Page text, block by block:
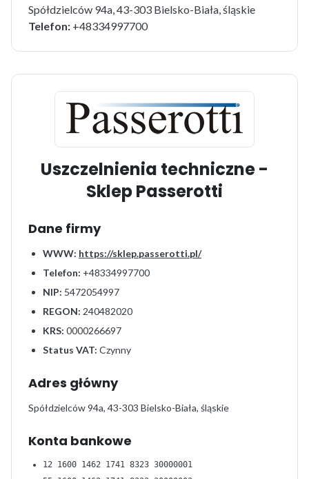
Spółdzielców 94a, 43-303 Bielsko-Biała, śląskie
Telefon: +48334997700
Uszczelnienia techniczne -
Sklep Passerotti
Dane firmy
WWW: https://sklep.passerotti.pl/
Telefon: +48334997700
NIP: 5472054997
REGON: 240482020
KRS: 0000266697
Status VAT: Czynny
Adres główny
Spółdzielców 94a, 43-303 Bielsko-Biała, śląskie
Konta bankowe
12 1600 1462 1741 8323 30000001